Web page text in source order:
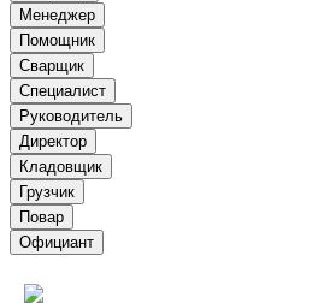
Менеджер
Помощник
Сварщик
Специалист
Руководитель
Директор
Кладовщик
Грузчик
Повар
Официант